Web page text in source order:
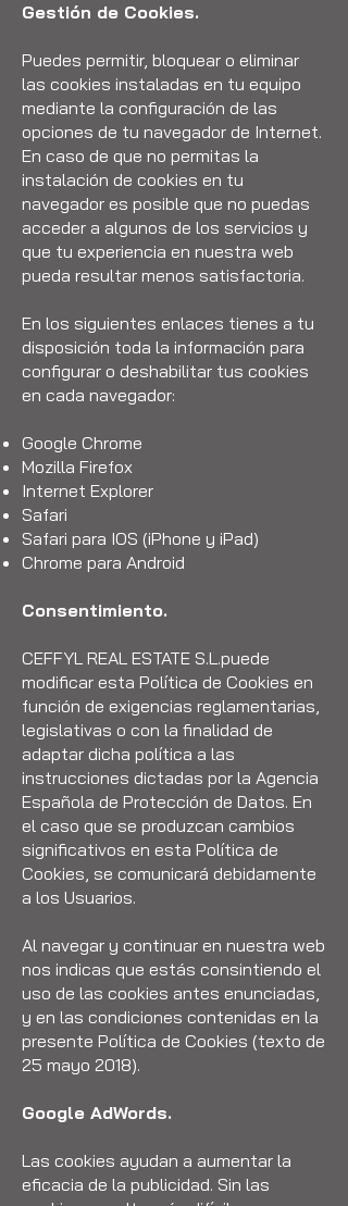
Gestión de Cookies.
Puedes permitir, bloquear o eliminar
las cookies instaladas en tu equipo
mediante la configuración de las
opciones de tu navegador de Internet.
En caso de que no permitas la
instalación de cookies en tu
navegador es posible que no puedas
acceder a algunos de los servicios y
que tu experiencia en nuestra web
pueda resultar menos satisfactoria.
En los siguientes enlaces tienes a tu
disposición toda la información para
configurar o deshabilitar tus cookies
en cada navegador:
Google Chrome
Mozilla Firefox
Internet Explorer
Safari
Safari para IOS (iPhone y iPad)
Chrome para Android
Consentimiento.
CEFFYL REAL ESTATE S.L.puede
modificar esta Política de Cookies en
función de exigencias reglamentarias,
legislativas o con la finalidad de
adaptar dicha política a las
instrucciones dictadas por la Agencia
Española de Protección de Datos. En
el caso que se produzcan cambios
significativos en esta Política de
Cookies, se comunicará debidamente
a los Usuarios.
Al navegar y continuar en nuestra web
nos indicas que estás consintiendo el
uso de las cookies antes enunciadas,
y en las condiciones contenidas en la
presente Política de Cookies (texto de
25 mayo 2018).
Google AdWords.
Las cookies ayudan a aumentar la
eficacia de la publicidad. Sin las